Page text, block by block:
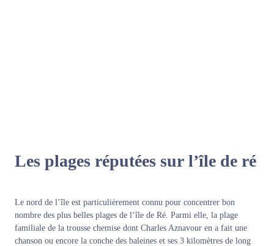
Les plages réputées sur l’île de ré
Le nord de l’île est particulièrement connu pour concentrer bon
nombre des plus belles plages de l‘île de Ré . Parmi elle, la plage
familiale de la trousse chemise dont Charles Aznavour en a fait une
chanson ou encore la conche des baleines et ses 3 kilomètres de long